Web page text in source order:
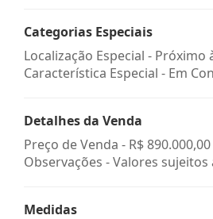
Categorias Especiais
Localização Especial - Próximo
Característica Especial - Em
Detalhes da Venda
Preço de Venda - R$ 890.000,00
Observações - Valores sujeitos
Medidas